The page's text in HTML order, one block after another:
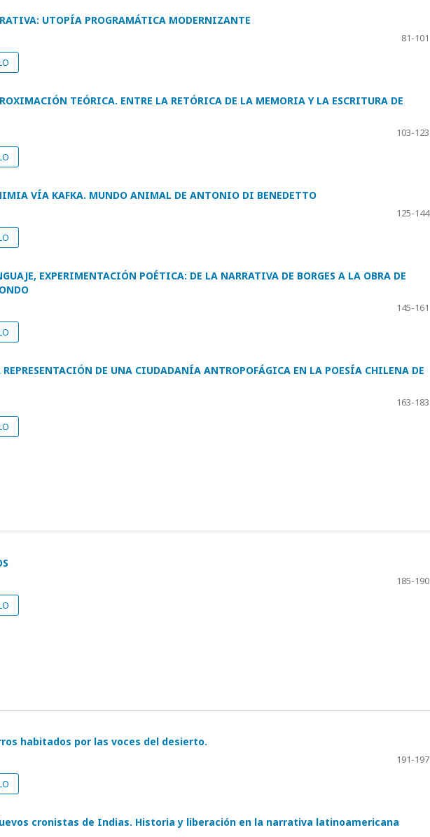
UTOPÍA PROGRAMÁTICA MODERNIZANTE
81-101
TEÓRICA. ENTRE LA RETÓRICA DE LA MEMORIA Y LA ESCRITURA DE
103-123
VÍA KAFKA. MUNDO ANIMAL DE ANTONIO DI BENEDETTO
125-144
EXPERIMENTACIÓN POÉTICA: DE LA NARRATIVA DE BORGES A LA OBRA DE
145-161
DE UNA CIUDADANÍA ANTROPOFÁGICA EN LA POESÍA CHILENA DE
163-183
185-190
habitados por las voces del desierto.
191-197
cronistas de Indias. Historia y liberación en la narrativa latinoamericana